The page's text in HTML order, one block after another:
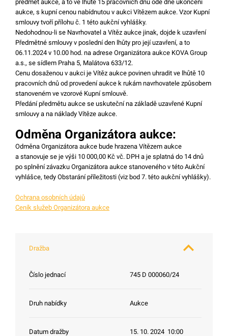
předmět aukce, a to ve lhůtě 15 pracovních dnů ode dne ukončení
aukce, s kupní cenou nabídnutou v aukci Vítězem aukce. Vzor Kupní
smlouvy tvoří přílohu č. 1 této aukční vyhlášky.
Nedohodnou-li se Navrhovatel a Vítěz aukce jinak, dojde k uzavření
Předmětné smlouvy v poslední den lhůty pro její uzavření, a to
06.11.2024 v 10.00 hod. na adrese Organizátora aukce KOVA Group
a.s., se sídlem Praha 5, Malátova 633/12.
Cenu dosaženou v aukci je Vítěz aukce povinen uhradit ve lhůtě 10
pracovních dnů od provedení aukce k rukám navrhovatele způsobem
stanoveném ve vzorové Kupní smlouvě.
Předání předmětu aukce se uskuteční na základě uzavřené Kupní
smlouvy a na náklady Vítěze aukce.
Odměna Organizátora aukce:
Odměna Organizátora aukce bude hrazena Vítězem aukce
a stanovuje se je výši 10 000,00 Kč vč. DPH a je splatná do 14 dnů
po splnění závazku Organizátora aukce stanoveného v této Aukční
vyhlášce, tedy Obstarání příležitosti (viz bod 7. této aukční vyhlášky).
Ochrana osobních údajů
Ceník služeb Organizátora aukce
Dražba
Číslo jednací 745 D 000060/24
Druh nabídky Aukce
Datum dražby 15. 10. 2024 10:00